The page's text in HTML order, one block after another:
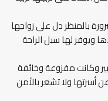
بالمنظر دل على زواجها
لها سبل الراحة
وكانت مفزوعة وخائفة
ولا تشعر بالأمن